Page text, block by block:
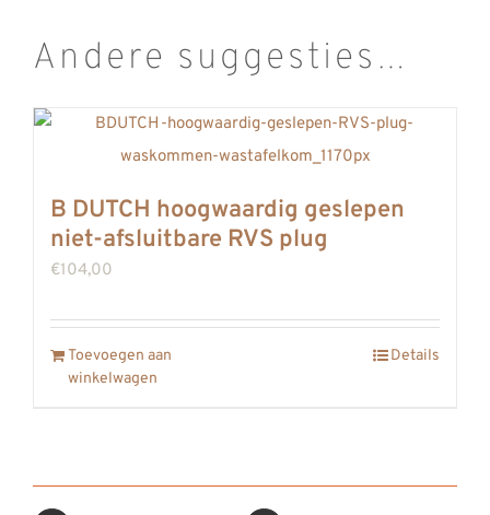
Andere suggesties…
B DUTCH hoogwaardig geslepen
niet-afsluitbare RVS plug
€104,00
Toevoegen aan
winkelwagen
Details